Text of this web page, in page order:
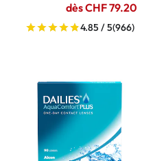
dès CHF 79.20
4.85 / 5(966)